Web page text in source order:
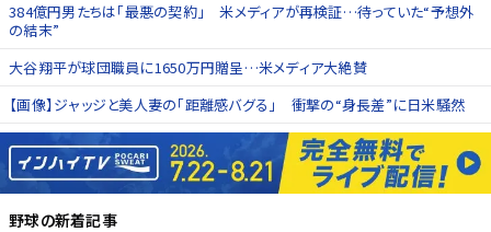
384億円男たちは「最悪の契約」 米メディアが再検証…待っていた“予想外
の結末”
大谷翔平が球団職員に1650万円贈呈…米メディア大絶賛
【画像】ジャッジと美人妻の「距離感バグる」 衝撃の“身長差”に日米騒然
野球の新着記事